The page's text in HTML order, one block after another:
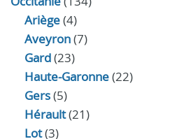
Ariège(4)
Aveyron(7)
Gard(23)
Haute-Garonne(22)
Gers(5)
Hérault(21)
Lot(3)